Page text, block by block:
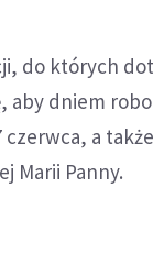
do których
aby dniem
a
Marii Panny.